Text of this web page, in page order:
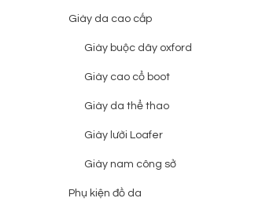
Giày da cao cấp
Giày buộc dây oxford
Giày cao cổ boot
Giày da thể thao
Giày lười Loafer
Giày nam công sở
Phụ kiện đồ da